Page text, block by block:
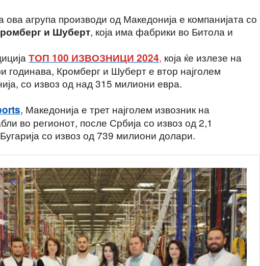
ова агрупа производи од Македонија е компанијата со
и Шуберт, која има фабрики во Битола и
ТОП 100 ИЗВОЗНИЦИ 2024, која ќе излезе на
годинава, Кромберг и Шуберт е втор најголем
со извоз од над 315 милиони евра.
, Македонија е трет најголем извозник на
во регионот, после Србија со извоз од 2,1
со извоз од 739 милиони долари.